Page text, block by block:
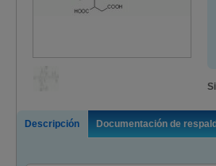
Descripción Documentación de